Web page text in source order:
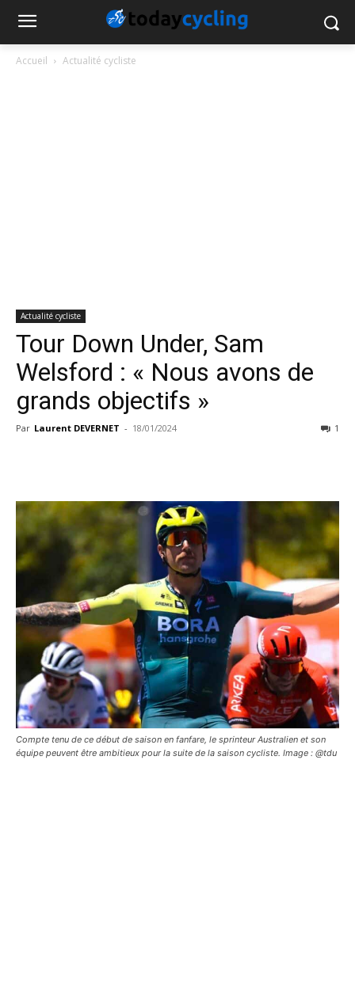
Accueil Actualité cycliste
Actualité cycliste
Tour Down Under, Sam
Welsford : « Nous avons de
grands objectifs »
Par Laurent DEVERNET - 18/01/2024 1
Compte tenu de ce début de saison en fanfare, le sprinteur Australien et son
équipe peuvent être ambitieux pour la suite de la saison cycliste. Image : @tdu